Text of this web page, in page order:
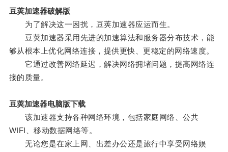
豆荚加速器破解版
为了解决这一困扰，豆荚加速器应运而生。
豆荚加速器采用先进的加速算法和服务器分布技术，能
够从根本上优化网络连接，提供更快、更稳定的网络速度。
它通过改善网络延迟，解决网络拥堵问题，提高网络连
接的质量。
豆荚加速器电脑版下载
该加速器支持各种网络环境，包括家庭网络、公共
WIFI、移动数据网络等。
无论您是在家上网、出差办公还是旅行中享受网络娱